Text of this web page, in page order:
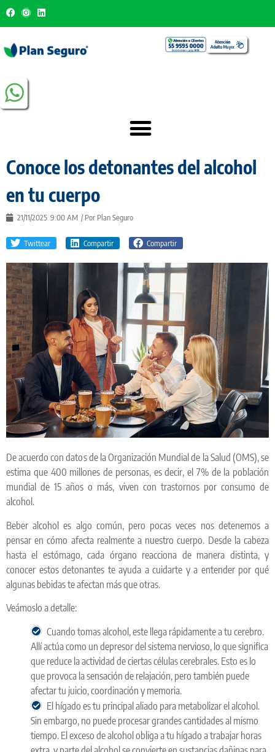
Conoce los detonantes del alcohol
en tu cuerpo
21/11/2025 9:00 AM / Por Plan Seguro
Twittear Compartir Compartir
De acuerdo con datos de la Organización Mundial de la Salud (OMS), se
estima que 400 millones de personas, es decir, el 7% de la población
mundial de 15 años o más, viven con trastornos por consumo de
alcohol.
Beber alcohol es algo común, pero pocas veces nos detenemos a
pensar en cómo afecta realmente a nuestro cuerpo. Desde la cabeza
hasta el estómago, cada órgano reacciona de manera distinta, y
conocer estos detonantes te ayuda a cuidarte y a entender por qué
algunas bebidas te afectan más que otras.
Veámoslo a detalle:
Cuando tomas alcohol, este llega rápidamente a tu cerebro.
Allí actúa como un depresor del sistema nervioso, lo que significa
que reduce la actividad de ciertas células cerebrales. Esto es lo
que provoca la sensación de relajación, pero también puede
afectar tu juicio, coordinación y memoria.
El hígado es tu principal aliado para metabolizar el alcohol.
Sin embargo, no puede procesar grandes cantidades al mismo
tiempo. El exceso de alcohol obliga a tu hígado a trabajar horas